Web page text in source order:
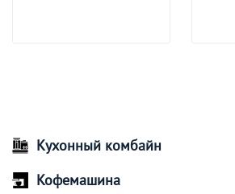
Кухонный комбайн
Кофемашина